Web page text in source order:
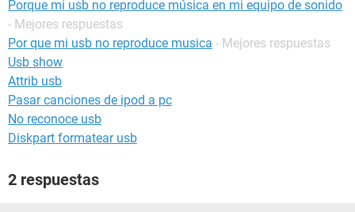
Porque mi usb no reproduce música en mi equipo de sonido
- Mejores respuestas
Por que mi usb no reproduce musica - Mejores respuestas
Usb show
Attrib usb
Pasar canciones de ipod a pc
No reconoce usb
Diskpart formatear usb
2 respuestas